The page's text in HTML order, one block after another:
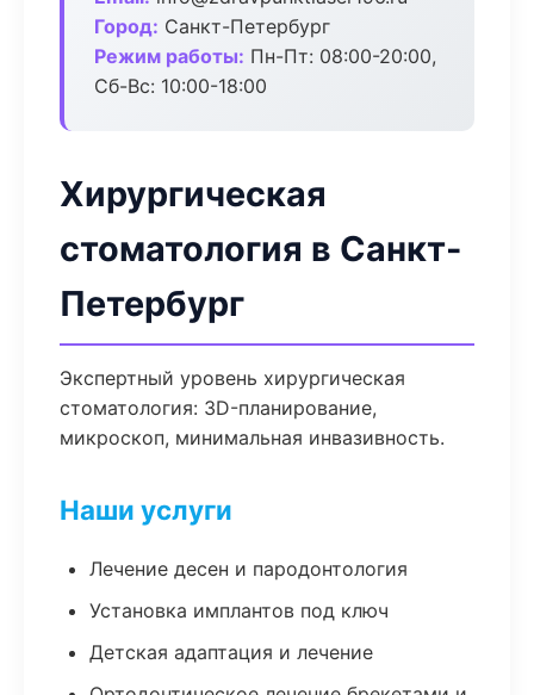
Город: Санкт-Петербург
Режим работы: Пн-Пт: 08:00-20:00,
Сб-Вс: 10:00-18:00
Хирургическая
стоматология в Санкт-
Петербург
Экспертный уровень хирургическая
стоматология: 3D-планирование,
микроскоп, минимальная инвазивность.
Наши услуги
Лечение десен и пародонтология
Установка имплантов под ключ
Детская адаптация и лечение